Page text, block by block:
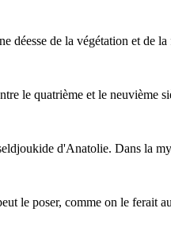
déesse de la végétation et de
le quatrième et le neuvième
d'Anatolie. Dans la
le poser, comme on le